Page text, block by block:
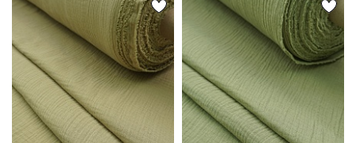
Мы публикуем здесь дополнительные
промокоды и скидки до 30% на узкие
категории тканей
Электронная почта